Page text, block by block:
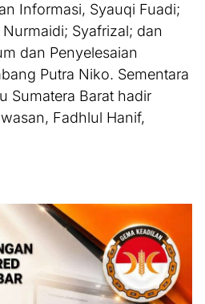
Informasi, Syauqi Fuadi;
Syafrizal; dan
dan Penyelesaian
Putra Niko. Sementara
Sumatera Barat hadir
Fadhlul Hanif,